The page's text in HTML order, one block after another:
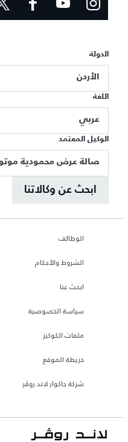
الدولة
الأردن
اللغة
عربي
الوكيل المعتمد
صالة عرض محمودية
ابحث عن وكالاتنا
الوظائف
الشروط والأحكام
ابحث عنا
سياسة الخصوصية
ملفات الكوكيز
خريطة الموقع
شركة جاكوار لاند روڤر